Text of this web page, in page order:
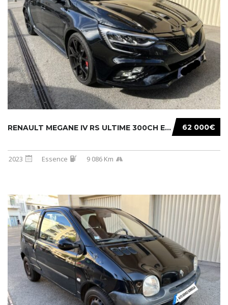
62 000€
RENAULT MEGANE IV RS ULTIME 300CH EDC
2023 Essence 9 086 Km